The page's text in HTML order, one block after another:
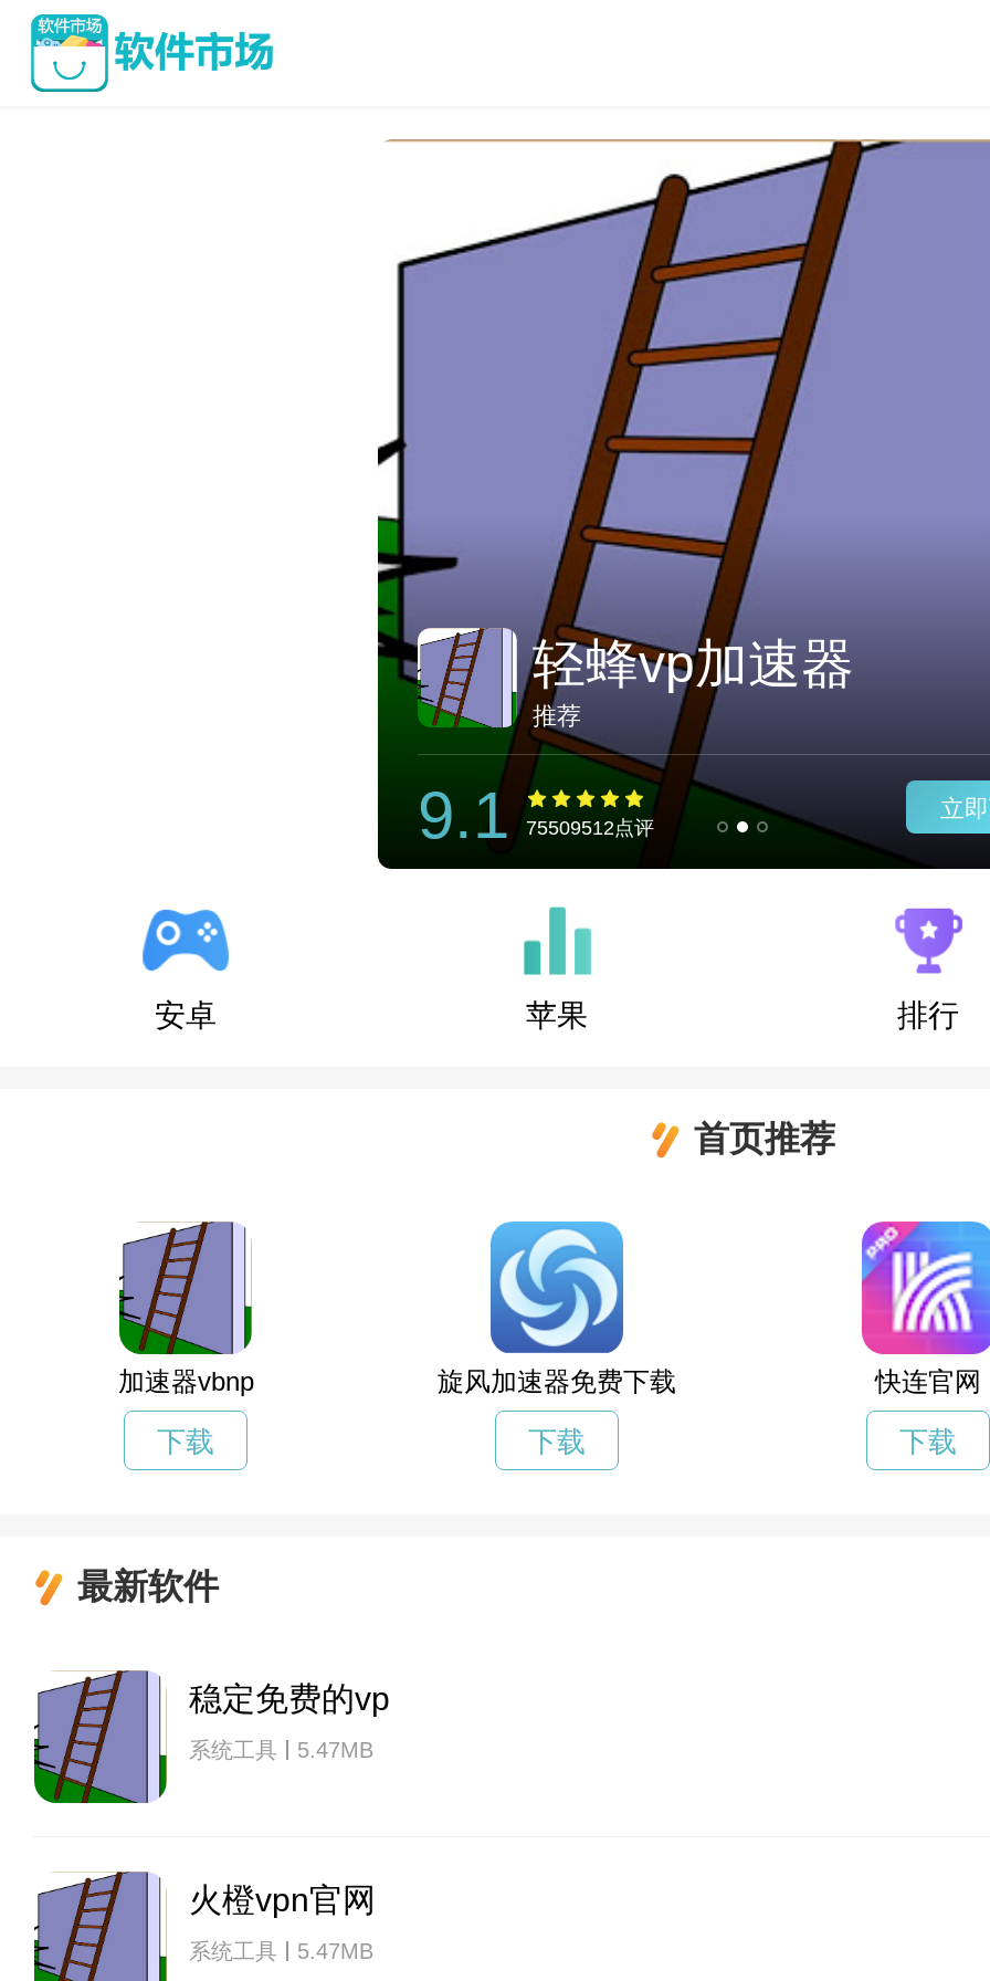
黑洞ip官网
推荐
9.1 75509512点评
立
安卓 苹果 排行
首页推荐
加速器vbnp
下载
旋风加速器免费下载
下载
快连官网
下载
最新软件
稳定免费的vp
系统工具 5.47MB
火橙vpn官网
系统工具 5.47MB